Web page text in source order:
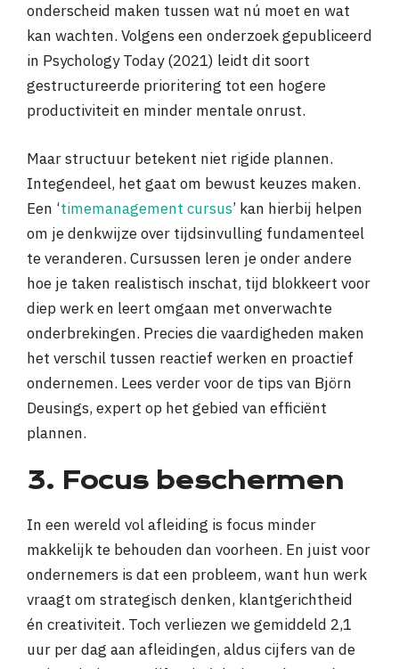
onderscheid maken tussen wat nú moet en wat
kan wachten. Volgens een onderzoek gepubliceerd
in Psychology Today (2021) leidt dit soort
gestructureerde prioritering tot een hogere
productiviteit en minder mentale onrust.
Maar structuur betekent niet rigide plannen.
Integendeel, het gaat om bewust keuzes maken.
Een ‘timemanagement cursus’ kan hierbij helpen
om je denkwijze over tijdsinvulling fundamenteel
te veranderen. Cursussen leren je onder andere
hoe je taken realistisch inschat, tijd blokkeert voor
diep werk en leert omgaan met onverwachte
onderbrekingen. Precies die vaardigheden maken
het verschil tussen reactief werken en proactief
ondernemen. Lees verder voor de tips van Björn
Deusings, expert op het gebied van efficiënt
plannen.
3. Focus beschermen
In een wereld vol afleiding is focus minder
makkelijk te behouden dan voorheen. En juist voor
ondernemers is dat een probleem, want hun werk
vraagt om strategisch denken, klantgerichtheid
én creativiteit. Toch verliezen we gemiddeld 2,1
uur per dag aan afleidingen, aldus cijfers van de